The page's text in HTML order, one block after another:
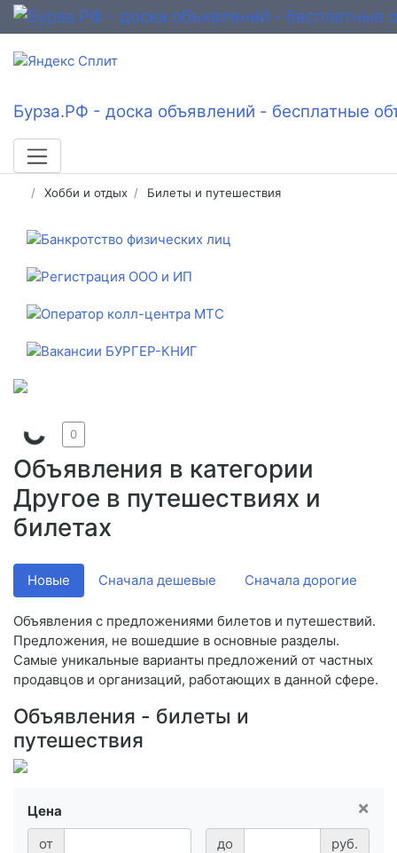
Бурза.РФ - доска объявлений - бесплатные
Хобби и отдых Билеты и путешествия
Объявления в категории
Другое в путешествиях и
билетах
0
Новые Сначала дешевые Сначала дорогие
Объявления с предложениями билетов и путешествий.
Предложения, не вошедшие в основные разделы.
Самые уникальные варианты предложений от частных
продавцов и организаций, работающих в данной сфере.
Объявления - билеты и
путешествия
×
Цена
от
до руб.